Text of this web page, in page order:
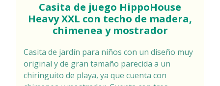
Casita de juego HippoHouse
Heavy XXL con techo de madera,
chimenea y mostrador
Casita de jardín para niños con un diseño muy
original y de gran tamaño parecida a un
chiringuito de playa, ya que cuenta con